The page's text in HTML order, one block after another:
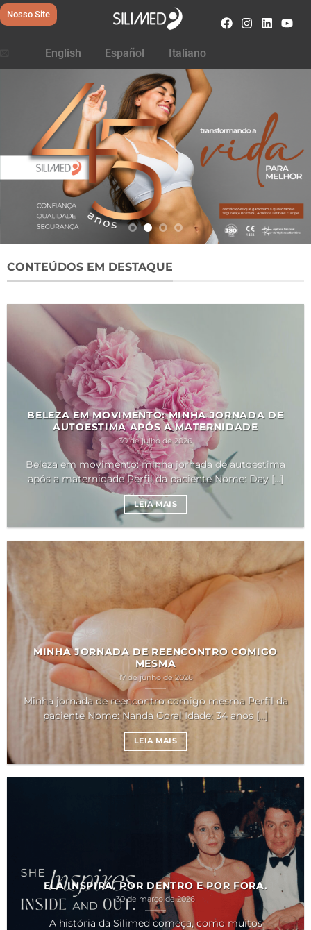
Nosso Site
English Español Italiano
CONTEÚDOS EM DESTAQUE
BELEZA EM MOVIMENTO: MINHA JORNADA DE
AUTOESTIMA APÓS A MATERNIDADE
30 de julho de 2026
Beleza em movimento: minha jornada de autoestima
após a maternidade Perfil da paciente Nome: Day [...]
LEIA MAIS
MINHA JORNADA DE REENCONTRO COMIGO
MESMA
17 de junho de 2026
Minha jornada de reencontro comigo mesma Perfil da
paciente Nome: Nanda Goral Idade: 34 anos [...]
LEIA MAIS
ELA INSPIRA. POR DENTRO E POR FORA.
30 de março de 2026
A história da Silimed começa, como muitos